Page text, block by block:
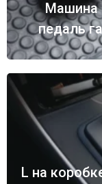
Машина
педаль
L на